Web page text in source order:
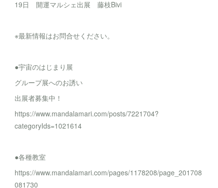
19日 開運マルシェ出展 藤枝Bivi
※最新情報はお問合せください。
●宇宙のはじまり展
グループ展へのお誘い
出展者募集中！
https://www.mandalamari.com/posts/7221704?
categoryIds=1021614
●各種教室
https://www.mandalamari.com/pages/1178208/page_201708
081730